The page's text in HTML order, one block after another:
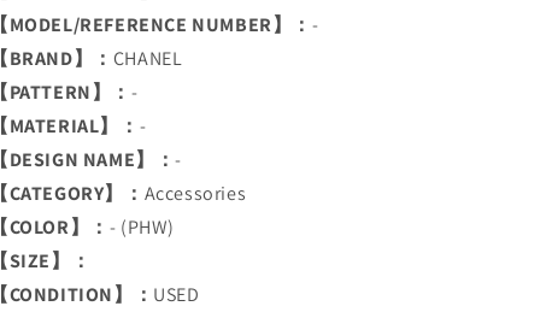
【MODEL/REFERENCE NUMBER】： -
【BRAND】： CHANEL
【PATTERN】： -
【MATERIAL】： -
【DESIGN NAME】：-
【CATEGORY】： Accessories
【COLOR】： - (PHW)
【SIZE】：
【CONDITION】： USED